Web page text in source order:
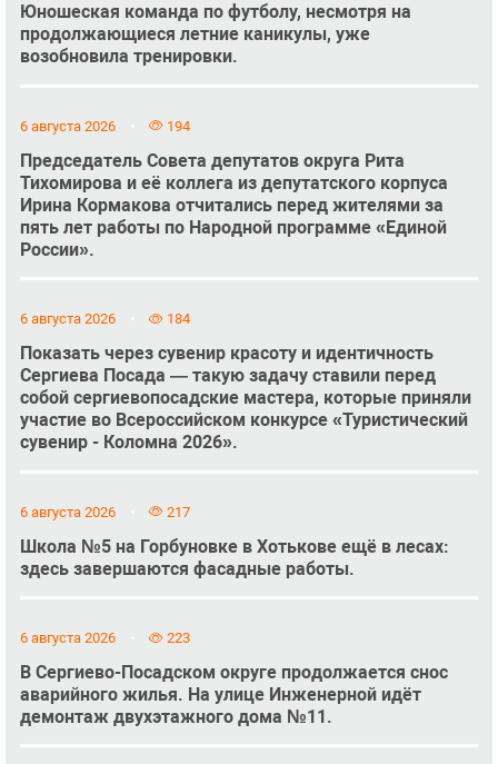
Юношеская команда по футболу, несмотря на
продолжающиеся летние каникулы, уже
возобновила тренировки.
6 августа 2026 194
Председатель Совета депутатов округа Рита
Тихомирова и её коллега из депутатского корпуса
Ирина Кормакова отчитались перед жителями за
пять лет работы по Народной программе «Единой
России».
6 августа 2026 184
Показать через сувенир красоту и идентичность
Сергиева Посада — такую задачу ставили перед
собой сергиевопосадские мастера, которые приняли
участие во Всероссийском конкурсе «Туристический
сувенир - Коломна 2026».
6 августа 2026 217
Школа №5 на Горбуновке в Хотькове ещё в лесах:
здесь завершаются фасадные работы.
6 августа 2026 223
В Сергиево-Посадском округе продолжается снос
аварийного жилья. На улице Инженерной идёт
демонтаж двухэтажного дома №11.